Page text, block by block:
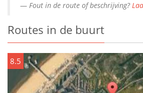
Fout in de route of beschrijving?
Routes in de buurt
8.5